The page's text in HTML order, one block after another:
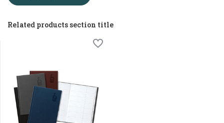
Related products section title